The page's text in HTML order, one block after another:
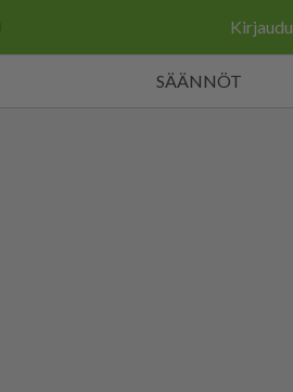
Kirjaudu
SÄÄNNÖT